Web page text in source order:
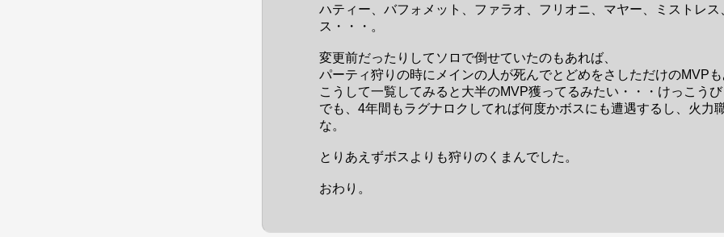
ハティー、バフォメット、ファラオ、フリオニ、マヤー、ミストレス
ス・・・。
変更前だったりしてソロで倒せていたのもあれば、
パーティ狩りの時にメインの人が死んでとどめをさしただけのMVPも
こうして一覧してみると大半のMVP獲ってるみたい・・・けっこうび
でも、4年間もラグナロクしてれば何度かボスにも遭遇するし、火力
な。
とりあえずボスよりも狩りのくまんでした。
おわり。